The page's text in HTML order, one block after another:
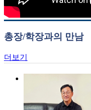
총장/학장과의 만남
더보기